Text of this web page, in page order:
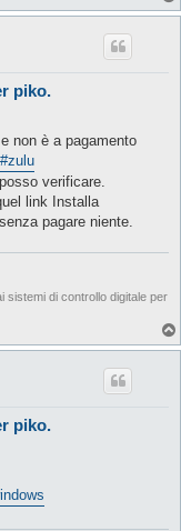
piko.
non è a pagamento
verificare.
link Installa
pagare niente.
sistemi di controllo digitale per
piko.